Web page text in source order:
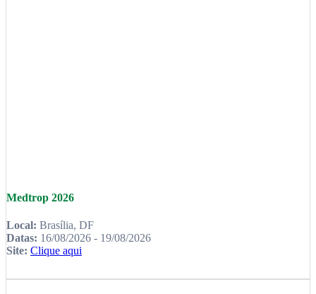
Medtrop 2026
Local: Brasília, DF
Datas: 16/08/2026 - 19/08/2026
Site: Clique aqui